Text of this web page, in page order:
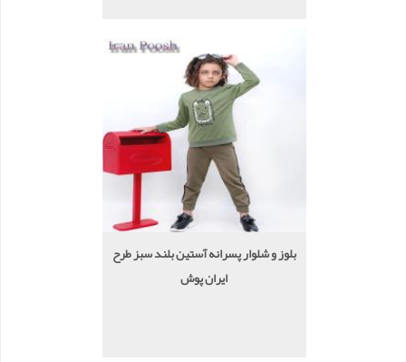
بلوز و شلوار پسرانه آستین بلند سبز طرح
ایران پوش